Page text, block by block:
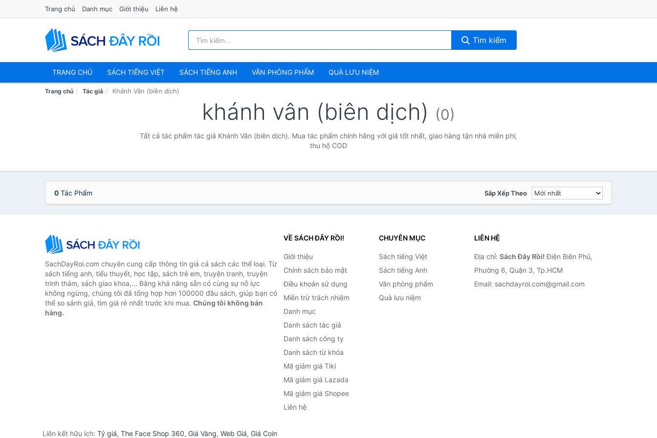
Trang chủ Danh mục Giới thiệu Liên hệ
Tìm kiếm
TRANG CHỦ SÁCH TIẾNG VIỆT SÁCH TIẾNG ANH VĂN PHÒNG PHẨM QUÀ LƯU NIỆM
Trang chủ Tác giả Khánh Vân (biên dịch)
khánh vân (biên dịch) (0)
Tất cả tác phẩm tác giả Khánh Vân (biên dịch). Mua tác phẩm chính hãng với giá tốt nhất, giao hàng tận nhà miễn phí,
thu hộ COD
0 Tác Phẩm Sắp Xếp Theo
SachDayRoi.com chuyên cung cấp thông tin giá cả sách các thể loại. Từ
sách tiếng anh, tiểu thuyết, học tập, sách trẻ em, truyện tranh, truyện
trinh thám, sách giao khoa,... Bằng khả năng sẵn có cùng sự nỗ lực
không ngừng, chúng tôi đã tổng hợp hơn 100000 đầu sách, giúp bạn có
thể so sánh giá, tìm giá rẻ nhất trước khi mua. Chúng tôi không bán
hàng.
VỀ SÁCH ĐÂY RỒI!
Giới thiệu
Chính sách bảo mật
Điều khoản sử dụng
Miễn trừ trách nhiệm
Danh mục
Danh sách tác giả
Danh sách công ty
Danh sách từ khóa
Mã giảm giá Tiki
Mã giảm giá Lazada
Mã giảm giá Shopee
Liên hệ
CHUYÊN MỤC
Sách tiếng Việt
Sách tiếng Anh
Văn phòng phẩm
Quà lưu niệm
LIÊN HỆ
Địa chỉ: Sách Đây Rồi! Điện Biên Phủ,
Phường 6, Quận 3, Tp.HCM
Email: sachdayroi.com@gmail.com
Liên kết hữu ích: Tỷ giá, The Face Shop 360, Giá Vàng, Web Giá, Giá Coin